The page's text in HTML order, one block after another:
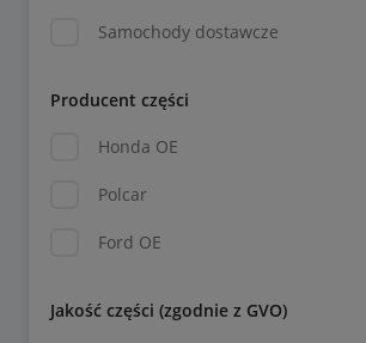
Samochody dostawcze
Producent części
Honda OE
Polcar
Ford OE
Jakość części (zgodnie z GVO)